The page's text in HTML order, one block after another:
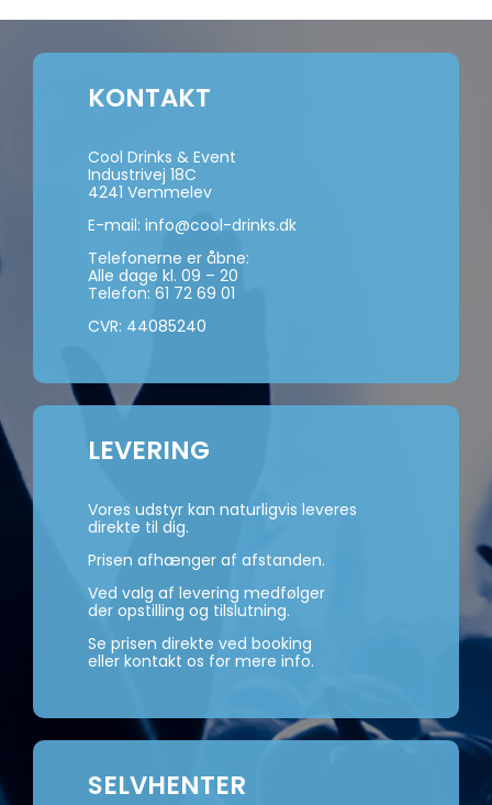
KONTAKT
Cool Drinks & Event
Industrivej 18C
4241 Vemmelev
E-mail: info@cool-drinks.dk
Telefonerne er åbne:
Alle dage kl. 09 – 20
Telefon: 61 72 69 01
CVR: 44085240
LEVERING
Vores udstyr kan naturligvis leveres
direkte til dig.
Prisen afhænger af afstanden.
Ved valg af levering medfølger
der opstilling og tilslutning.
Se prisen direkte ved booking
eller kontakt os for mere info.
SELVHENTER